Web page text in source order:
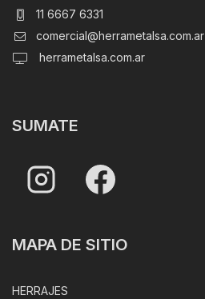
11 6667 6331
comercial@herrametalsa.com.ar
herrametalsa.com.ar
SUMATE
MAPA DE SITIO
HERRAJES